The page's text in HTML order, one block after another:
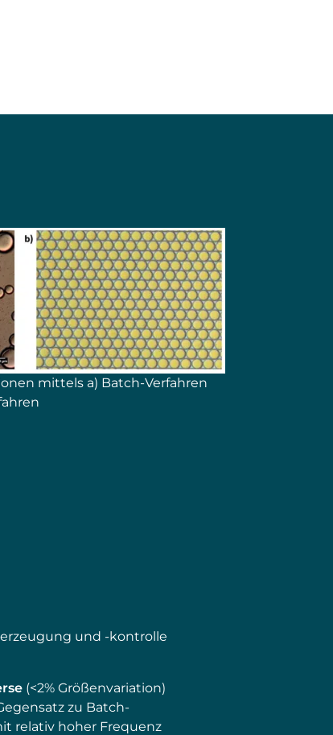
mittels a) Batch-Verfahren
und -kontrolle
(<2% Größenvariation)
zu Batch-
relativ hoher Frequenz